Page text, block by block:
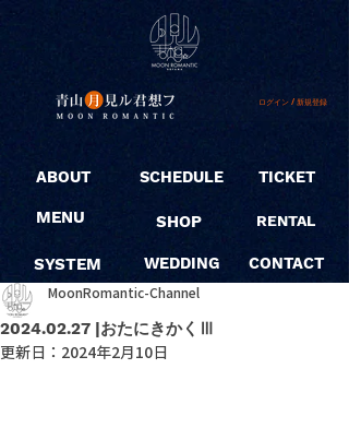
ログイン / 新規登録
ABOUT
MENU
SYSTEM
SCHEDULE
SHOP
WEDDING
TICKET
RENTAL
CONTACT
2024.02.27 |おたにきかくⅢ
MoonRomantic-Channel
更新日： 2024年2月10日